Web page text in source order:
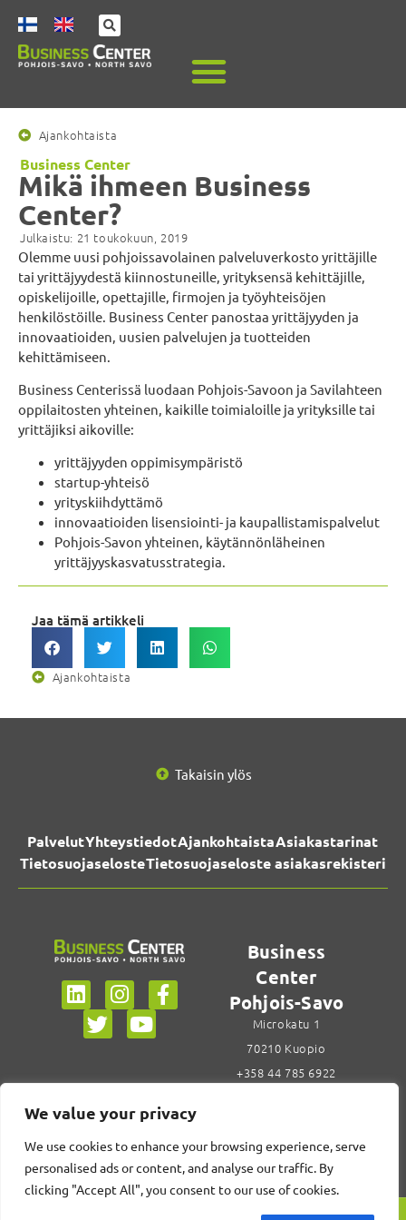
We value your privacy
We use cookies to enhance your browsing experience, serve
personalised ads or content, and analyse our traffic. By
clicking "Accept All", you consent to our use of cookies.
Ajankohtaista
Business Center
Mikä ihmeen Business
Center?
Julkaistu: 21 toukokuun, 2019
Olemme uusi pohjoissavolainen palveluverkosto yrittäjille
tai yrittäjyydestä kiinnostuneille, yrityksensä kehittäjille,
opiskelijoille, opettajille, firmojen ja työyhteisöjen
henkilöstöille. Business Center panostaa yrittäjyyden ja
innovaatioiden, uusien palvelujen ja tuotteiden
kehittämiseen.
Business Centerissä luodaan Pohjois-Savoon ja Savilahteen
oppilaitosten yhteinen, kaikille toimialoille ja yrityksille tai
yrittäjiksi aikoville:
yrittäjyyden oppimisympäristö
startup-yhteisö
yrityskiihdyttämö
innovaatioiden lisensiointi- ja kaupallistamispalvelut
Pohjois-Savon yhteinen, käytännönläheinen
yrittäjyyskasvatusstrategia.
Jaa tämä artikkeli
Ajankohtaista
Takaisin ylös
PalvelutYhteystiedotAjankohtaistaAsiakastarinat
TietosuojaselosteTietosuojaseloste asiakasrekisteri
Business
Center
Pohjois-Savo
Microkatu 1
70210 Kuopio
+358 44 785 6922